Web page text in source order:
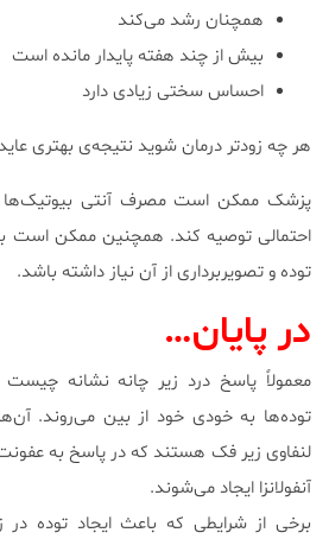
همچنان رشد می‌کند
بیش از چند هفته پایدار مانده است
احساس سختی زیادی دارد
هر چه زودتر درمان شوید نتیجه‌ی بهتری
پزشک ممکن است مصرف آنتی بیوتیک‌ها
احتمالی توصیه کند. همچنین ممکن است
توده و تصویربرداری از آن نیاز داشته باشد.
در پایان…
معمولاً پاسخ درد زیر چانه نشانه
توده‌ها به خودی خود از بین می‌روند.
لنفاوی زیر فک هستند که در پاسخ به
آنفولانزا ایجاد می‌شوند.
برخی از شرایطی که باعث ایجاد توده در